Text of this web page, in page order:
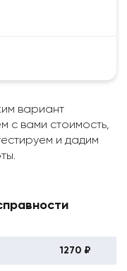
вариант
с вами стоимость,
и дадим
1270 ₽